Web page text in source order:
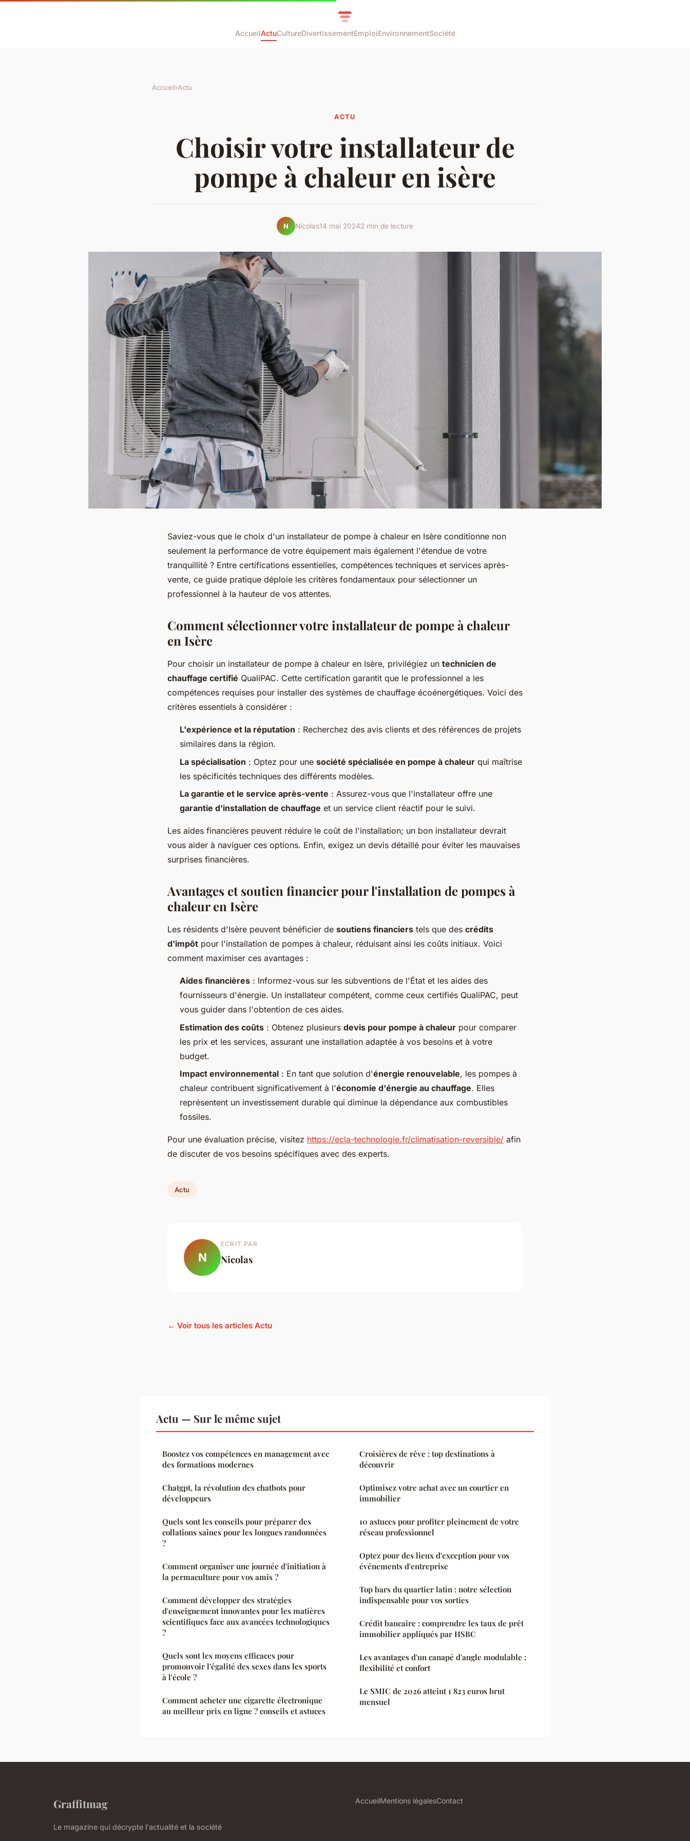
AccueilActuCultureDivertissementEmploiEnvironnementSociété
Accueil›Actu
ACTU
Choisir votre installateur de
pompe à chaleur en isère
N Nicolas14 mai 20242 min de lecture
Saviez-vous que le choix d'un installateur de pompe à chaleur en Isère conditionne non
seulement la performance de votre équipement mais également l'étendue de votre
tranquillité ? Entre certifications essentielles, compétences techniques et services après-
vente, ce guide pratique déploie les critères fondamentaux pour sélectionner un
professionnel à la hauteur de vos attentes.
Comment sélectionner votre installateur de pompe à chaleur
en Isère
Pour choisir un installateur de pompe à chaleur en Isère, privilégiez un technicien de
chauffage certifié QualiPAC. Cette certification garantit que le professionnel a les
compétences requises pour installer des systèmes de chauffage écoénergétiques. Voici des
critères essentiels à considérer :
L'expérience et la réputation : Recherchez des avis clients et des références de projets
similaires dans la région.
La spécialisation : Optez pour une société spécialisée en pompe à chaleur qui maîtrise
les spécificités techniques des différents modèles.
La garantie et le service après-vente : Assurez-vous que l'installateur offre une
garantie d'installation de chauffage et un service client réactif pour le suivi.
Les aides financières peuvent réduire le coût de l'installation; un bon installateur devrait
vous aider à naviguer ces options. Enfin, exigez un devis détaillé pour éviter les mauvaises
surprises financières.
Avantages et soutien financier pour l'installation de pompes à
chaleur en Isère
Les résidents d'Isère peuvent bénéficier de soutiens financiers tels que des crédits
d'impôt pour l'installation de pompes à chaleur, réduisant ainsi les coûts initiaux. Voici
comment maximiser ces avantages :
Aides financières : Informez-vous sur les subventions de l'État et les aides des
fournisseurs d'énergie. Un installateur compétent, comme ceux certifiés QualiPAC, peut
vous guider dans l'obtention de ces aides.
Estimation des coûts : Obtenez plusieurs devis pour pompe à chaleur pour comparer
les prix et les services, assurant une installation adaptée à vos besoins et à votre
budget.
Impact environnemental : En tant que solution d'énergie renouvelable, les pompes à
chaleur contribuent significativement à l'économie d'énergie au chauffage. Elles
représentent un investissement durable qui diminue la dépendance aux combustibles
fossiles.
Pour une évaluation précise, visitez https://ecla-technologie.fr/climatisation-reversible/ afin
de discuter de vos besoins spécifiques avec des experts.
Actu
N
ECRIT PAR
Nicolas
← Voir tous les articles Actu
Actu — Sur le même sujet
Boostez vos compétences en management avec
des formations modernes
Chatgpt, la révolution des chatbots pour
développeurs
Quels sont les conseils pour préparer des
collations saines pour les longues randonnées
?
Comment organiser une journée d'initiation à
la permaculture pour vos amis ?
Comment développer des stratégies
d'enseignement innovantes pour les matières
scientifiques face aux avancées technologiques
?
Quels sont les moyens efficaces pour
promouvoir l'égalité des sexes dans les sports
à l'école ?
Comment acheter une cigarette électronique
au meilleur prix en ligne ? conseils et astuces
Croisières de rêve : top destinations à
découvrir
Optimisez votre achat avec un courtier en
immobilier
10 astuces pour profiter pleinement de votre
réseau professionnel
Optez pour des lieux d'exception pour vos
événements d'entreprise
Top bars du quartier latin : notre sélection
indispensable pour vos sorties
Crédit bancaire : comprendre les taux de prêt
immobilier appliqués par HSBC
Les avantages d'un canapé d'angle modulable :
flexibilité et confort
Le SMIC de 2026 atteint 1 823 euros brut
mensuel
Graffitmag
Le magazine qui décrypte l'actualité et la société
AccueilMentions légalesContact